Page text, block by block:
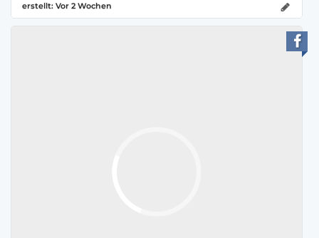
erstellt: Vor 2 Wochen